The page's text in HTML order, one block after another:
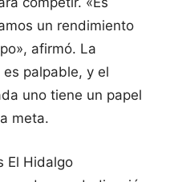
un rendimiento
afirmó. La
palpable, y el
uno tiene un papel
meta.
El Hidalgo